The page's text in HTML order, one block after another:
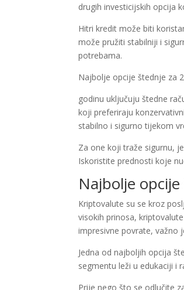
drugih investicijskih opcija
Hitri kredit može biti
može pružiti stabilniji i
potrebama.
Najbolje opcije štednje za
godinu uključuju štedne
koji preferiraju
stabilno i sigurno tijekom
Za one koji traže sigurnu,
Iskoristite prednosti koje
Najbolje
Kriptovalute su se kroz
visokih prinosa,
impresivne povrate, važno
Jedna od najboljih opcija
segmentu leži u edukaciji i
Prije nego što se odlučite